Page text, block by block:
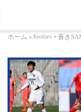
ホーム » footies » 蒼き